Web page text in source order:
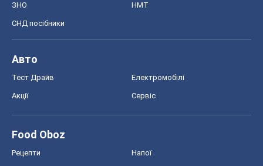
ЗНО НМТ
СНД посібники
Авто
Тест Драйв Електромобілі
Акції Сервіс
Food Oboz
Рецепти Напої